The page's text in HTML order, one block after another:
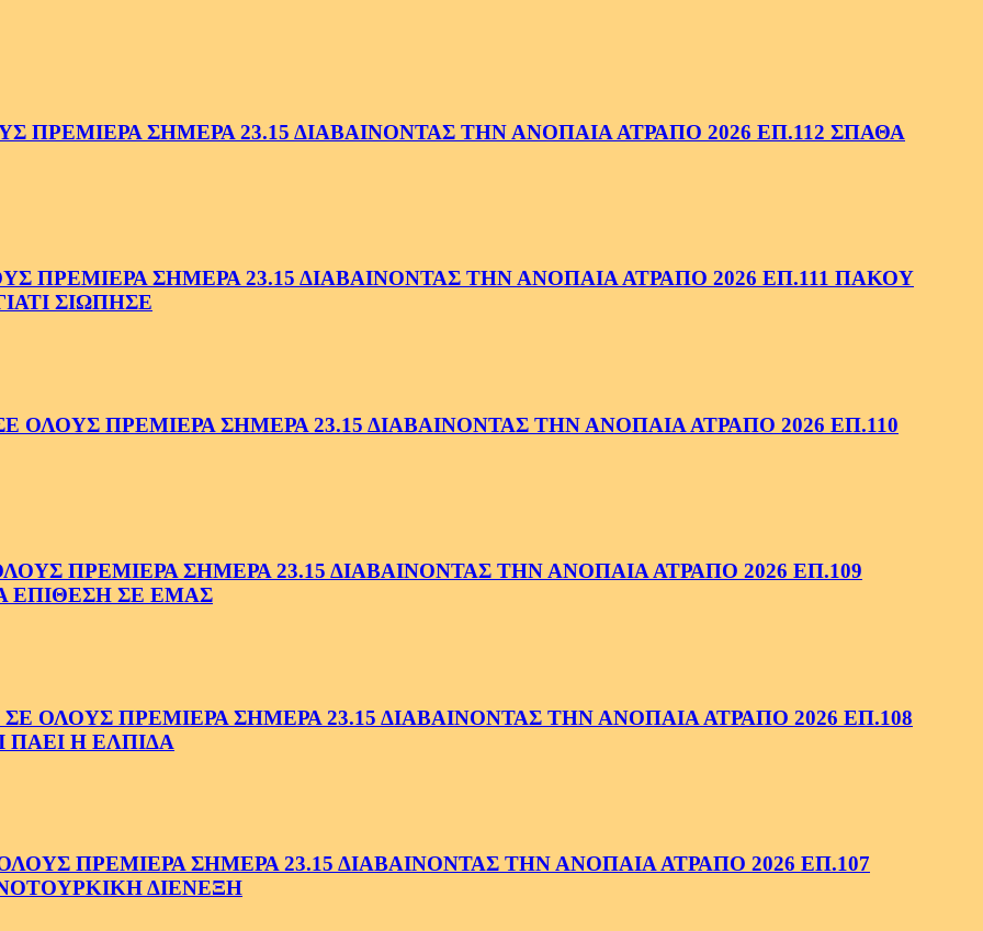
ΣΗΜΕΡΑ 23.15 ΔΙΑΒΑΙΝΟΝΤΑΣ ΤΗΝ ΑΝΟΠΑΙΑ ΑΤΡΑΠΟ 2026 ΕΠ.112 ΣΠΑΘΑ
ΣΗΜΕΡΑ 23.15 ΔΙΑΒΑΙΝΟΝΤΑΣ ΤΗΝ ΑΝΟΠΑΙΑ ΑΤΡΑΠΟ 2026 ΕΠ.111 ΠΑΚΟΥ
ΣΙΩΠΗΣΕ
ΠΡΕΜΙΕΡΑ ΣΗΜΕΡΑ 23.15 ΔΙΑΒΑΙΝΟΝΤΑΣ ΤΗΝ ΑΝΟΠΑΙΑ ΑΤΡΑΠΟ 2026 ΕΠ.110
ΠΡΕΜΙΕΡΑ ΣΗΜΕΡΑ 23.15 ΔΙΑΒΑΙΝΟΝΤΑΣ ΤΗΝ ΑΝΟΠΑΙΑ ΑΤΡΑΠΟ 2026 ΕΠ.109
ΕΠΙΘΕΣΗ ΣΕ ΕΜΑΣ
ΠΡΕΜΙΕΡΑ ΣΗΜΕΡΑ 23.15 ΔΙΑΒΑΙΝΟΝΤΑΣ ΤΗΝ ΑΝΟΠΑΙΑ ΑΤΡΑΠΟ 2026 ΕΠ.108
Η ΕΛΠΙΔΑ
ΠΡΕΜΙΕΡΑ ΣΗΜΕΡΑ 23.15 ΔΙΑΒΑΙΝΟΝΤΑΣ ΤΗΝ ΑΝΟΠΑΙΑ ΑΤΡΑΠΟ 2026 ΕΠ.107
ΔΙΕΝΕΞΗ